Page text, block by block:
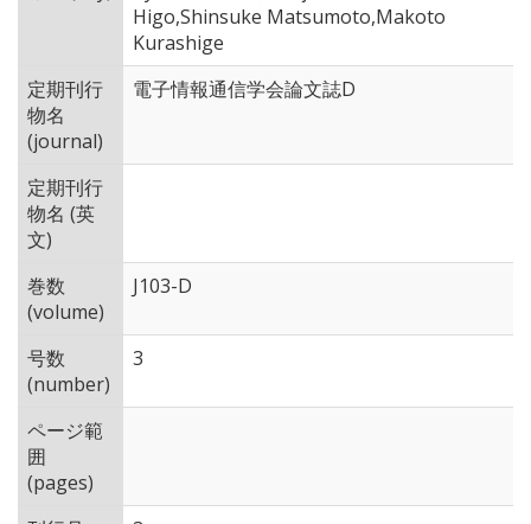
Higo,Shinsuke Matsumoto,Makoto
Kurashige
定期刊行
物名
(journal)
電子情報通信学会論文誌D
定期刊行
物名 (英
文)
巻数
(volume)
J103-D
号数
(number)
3
ページ範
囲
(pages)